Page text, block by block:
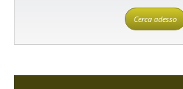
Cerca adesso